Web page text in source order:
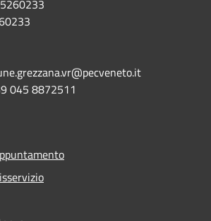
045 8872511